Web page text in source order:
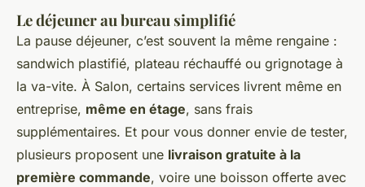
Le déjeuner au bureau simplifié
La pause déjeuner, c’est souvent la même rengaine :
sandwich plastifié, plateau réchauffé ou grignotage à
la va-vite. À Salon, certains services livrent même en
entreprise, même en étage, sans frais
supplémentaires. Et pour vous donner envie de tester,
plusieurs proposent une livraison gratuite à la
première commande, voire une boisson offerte avec